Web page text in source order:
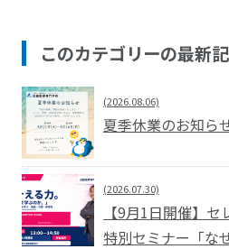
このカテゴリーの最新
(2026.08.06)
夏季休業のお知ら
(2026.07.30)
【9月1日開催】
特別セミナー「な